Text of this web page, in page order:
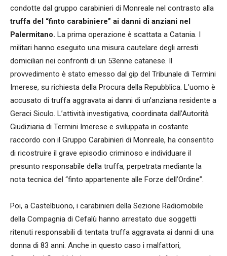
condotte dal gruppo carabinieri di Monreale nel contrasto alla
truffa del “finto carabiniere” ai danni di anziani nel
Palermitano. La prima operazione è scattata a Catania. I
militari hanno eseguito una misura cautelare degli arresti
domiciliari nei confronti di un 53enne catanese. Il
provvedimento è stato emesso dal gip del Tribunale di Termini
Imerese, su richiesta della Procura della Repubblica. L’uomo è
accusato di truffa aggravata ai danni di un’anziana residente a
Geraci Siculo. L’attività investigativa, coordinata dall’Autorità
Giudiziaria di Termini Imerese e sviluppata in costante
raccordo con il Gruppo Carabinieri di Monreale, ha consentito
di ricostruire il grave episodio criminoso e individuare il
presunto responsabile della truffa, perpetrata mediante la
nota tecnica del “finto appartenente alle Forze dell’Ordine”.
Poi, a Castelbuono, i carabinieri della Sezione Radiomobile
della Compagnia di Cefalù hanno arrestato due soggetti
ritenuti responsabili di tentata truffa aggravata ai danni di una
donna di 83 anni. Anche in questo caso i malfattori,